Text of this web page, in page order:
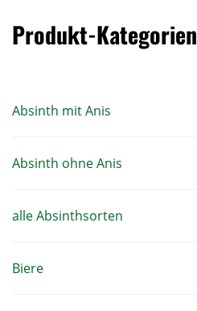
Produkt-Kategorien
Absinth mit Anis
Absinth ohne Anis
alle Absinthsorten
Biere